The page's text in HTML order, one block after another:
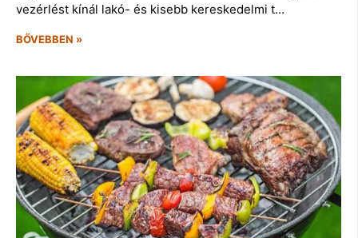
vezérlést kínál lakó- és kisebb kereskedelmi t…
BŐVEBBEN »